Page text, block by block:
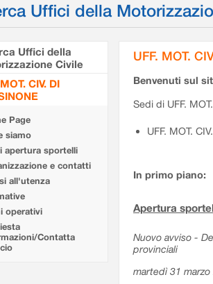
Uffici della
Uffici della
Civile
CIV. DI
Page
siamo
apertura sportelli
e contatti
all'utenza
operativi
Contatta
UFF. MOT.
Benvenuti sul
Sedi di UFF.
UFF. MOT.
In primo piano:
Apertura
Nuovo avviso -
provinciali
martedì 31 marzo